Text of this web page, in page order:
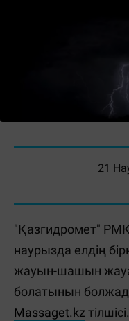
21
"Қазгидромет" РМК
наурызда елдің
жауын-шашын
болатынын
Massaget.kz тілшісі.